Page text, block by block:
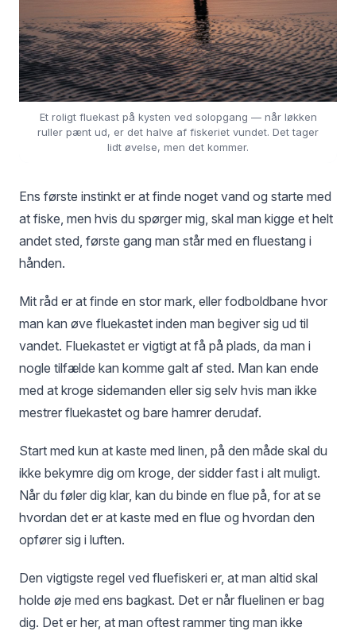
Et roligt fluekast på kysten ved solopgang — når løkken
ruller pænt ud, er det halve af fiskeriet vundet. Det tager
lidt øvelse, men det kommer.
Ens første instinkt er at finde noget vand og starte med
at fiske, men hvis du spørger mig, skal man kigge et helt
andet sted, første gang man står med en fluestang i
hånden.
Mit råd er at finde en stor mark, eller fodboldbane hvor
man kan øve fluekastet inden man begiver sig ud til
vandet. Fluekastet er vigtigt at få på plads, da man i
nogle tilfælde kan komme galt af sted. Man kan ende
med at kroge sidemanden eller sig selv hvis man ikke
mestrer fluekastet og bare hamrer derudaf.
Start med kun at kaste med linen, på den måde skal du
ikke bekymre dig om kroge, der sidder fast i alt muligt.
Når du føler dig klar, kan du binde en flue på, for at se
hvordan det er at kaste med en flue og hvordan den
opfører sig i luften.
Den vigtigste regel ved fluefiskeri er, at man altid skal
holde øje med ens bagkast. Det er når fluelinen er bag
dig. Det er her, at man oftest rammer ting man ikke